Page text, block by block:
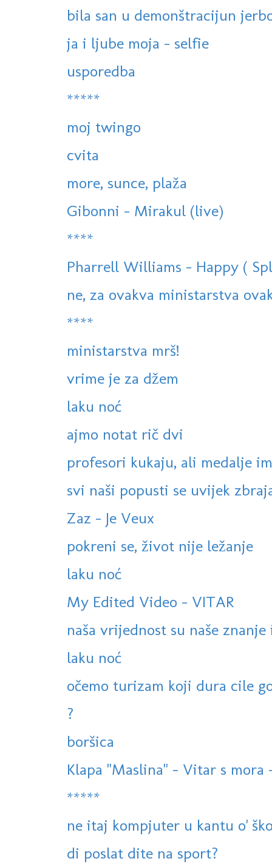
bila san u demonštracijun
ja i ljube moja - selfie
usporedba
*****
moj twingo
cvita
more, sunce, plaža
Gibonni - Mirakul (live)
****
Pharrell Williams - Happy (
ne, za ovakva ministarstva
****
ministarstva mrš!
vrime je za džem
laku noć
ajmo notat rič dvi
profesori kukaju, ali medalje
svi naši popusti se uvijek
Zaz - Je Veux
pokreni se, život nije ležanje
laku noć
My Edited Video - VITAR
naša vrijednost su naše
laku noć
očemo turizam koji dura cile
?
boršica
Klapa "Maslina" - Vitar s mora
*****
ne itaj kompjuter u kantu o'
di poslat dite na sport?